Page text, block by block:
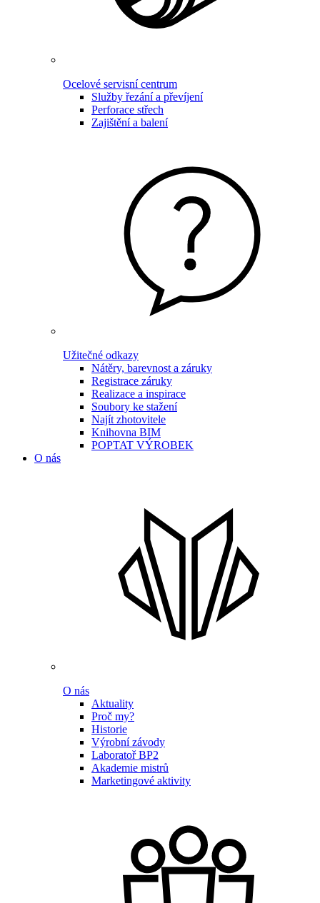
Ocelové servisní centrum
Služby řezání a převíjení
Perforace střech
Zajištění a balení
Užitečné odkazy
Nátěry, barevnost a záruky
Registrace záruky
Realizace a inspirace
Soubory ke stažení
Najít zhotovitele
Knihovna BIM
POPTAT VÝROBEK
O nás
O nás
Aktuality
Proč my?
Historie
Výrobní závody
Laboratoř BP2
Akademie mistrů
Marketingové aktivity